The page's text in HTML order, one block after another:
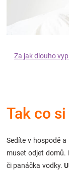
Hračkářství
Přihlášení
Za jak dlouho
Tak co
Sedíte v hospodě
muset odjet domů.
či panáčka vodky.